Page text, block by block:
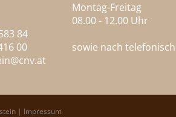
84
00
cnv.at
Montag-Freitag
08.00 - 12.00 Uhr
sowie nach
| Impressum